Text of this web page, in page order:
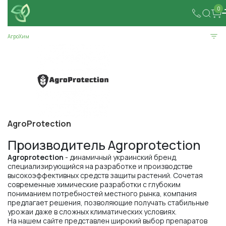
0
АгроХим
AgroProtection
Производитель Agroprotection
Agroprotection - динамичный украинский бренд,
специализирующийся на разработке и производстве
высокоэффективных средств защиты растений. Сочетая
современные химические разработки с глубоким
пониманием потребностей местного рынка, компания
предлагает решения, позволяющие получать стабильные
урожаи даже в сложных климатических условиях.
На нашем сайте представлен широкий выбор препаратов